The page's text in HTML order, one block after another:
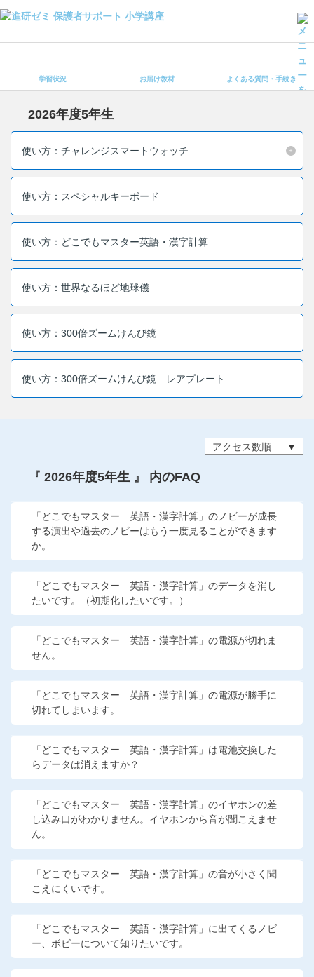
よくある質問・手続き
会員ページへログイン
よくある質問・お問い合わせ
お問い合わせ窓口
他の講座のよくある質問・手続きはこちら
こどもちゃれんじ
学習状況 お届け教材 よくある質問・手続き
2026年度5年生
使い方：チャレンジスマートウォッチ
使い方：スペシャルキーボード
使い方：どこでもマスター英語・漢字計算
使い方：世界なるほど地球儀
使い方：300倍ズームけんび鏡
使い方：300倍ズームけんび鏡 レアプレート
アクセス数順
『 2026年度5年生 』 内のFAQ
「どこでもマスター 英語・漢字計算」のノビーが成長
する演出や過去のノビーはもう一度見ることができます
か。
「どこでもマスター 英語・漢字計算」のデータを消し
たいです。（初期化したいです。）
「どこでもマスター 英語・漢字計算」の電源が切れま
せん。
「どこでもマスター 英語・漢字計算」の電源が勝手に
切れてしまいます。
「どこでもマスター 英語・漢字計算」は電池交換した
らデータは消えますか？
「どこでもマスター 英語・漢字計算」のイヤホンの差
し込み口がわかりません。イヤホンから音が聞こえませ
ん。
「どこでもマスター 英語・漢字計算」の音が小さく聞
こえにくいです。
「どこでもマスター 英語・漢字計算」に出てくるノビ
ー、ボビーについて知りたいです。